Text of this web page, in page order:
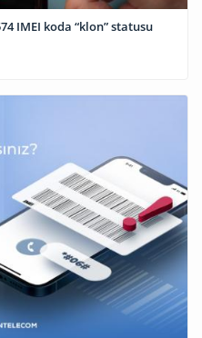
IMEI koda “klon” statusu